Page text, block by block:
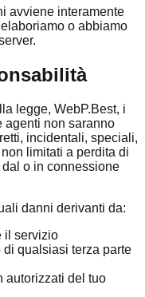
avviene interamente
o abbiamo
legge, WebP.Best, i
agenti non saranno
incidentali, speciali,
limitati a perdita di
o in connessione
danni derivanti da:
il servizio
qualsiasi terza parte
autorizzati del tuo